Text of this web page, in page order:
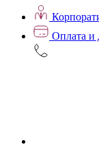
Оплата и